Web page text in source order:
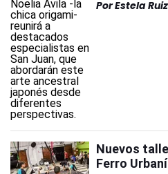
PorEstela
Nuevos
Ferro